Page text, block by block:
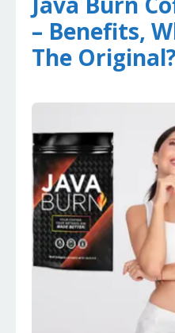
– Benefits,
The